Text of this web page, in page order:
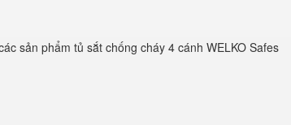
sản phẩm tủ sắt chống cháy 4 cánh WELKO Safes